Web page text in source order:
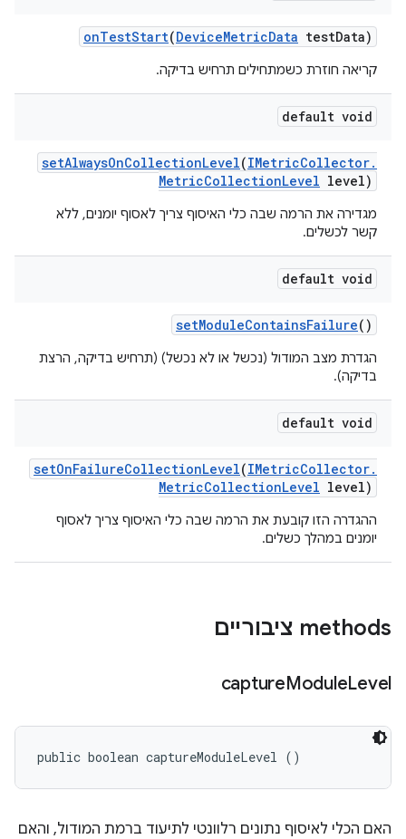
onTestStart(DeviceMetricData testData)
קריאה חוזרת כשמתחילים תרחיש בדיקה.
default void
setAlwaysOnCollectionLevel(IMetricCollector.
MetricCollectionLevel level)
מגדירה את הרמה שבה כלי האיסוף צריך לאסוף יומנים, ללא
קשר לכשלים.
default void
setModuleContainsFailure()
הגדרת מצב המודול (נכשל או לא נכשל) (תרחיש בדיקה, הרצת
בדיקה).
default void
setOnFailureCollectionLevel(IMetricCollector.
MetricCollectionLevel level)
ההגדרה הזו קובעת את הרמה שבה כלי האיסוף צריך לאסוף
יומנים במהלך כשלים.
‫methods ציבוריים
captureModuleLevel
public boolean captureModuleLevel ()
האם הכלי לאיסוף נתונים רלוונטי לתיעוד ברמת המודול, והאם